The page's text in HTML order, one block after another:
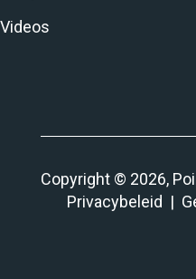
Videos
Copyright © 2026,
Privacybeleid |